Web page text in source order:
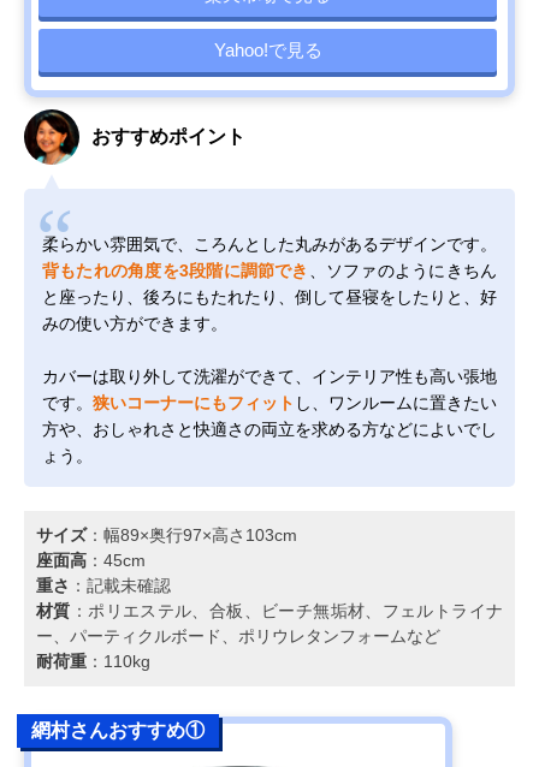
Yahoo!で見る
おすすめポイント
柔らかい雰囲気で、ころんとした丸みがあるデザインです。
背もたれの角度を3段階に調節でき
、ソファのようにきちん
と座ったり、後ろにもたれたり、倒して昼寝をしたりと、好
みの使い方ができます。
カバーは取り外して洗濯ができて、インテリア性も高い張地
です。 狭いコーナーにもフィット し、ワンルームに置きたい
方や、おしゃれさと快適さの両立を求める方などによいでし
ょう。
サイズ：幅89×奥行97×高さ103cm
座面高 ：45cm
重さ ：記載未確認
材質 ：ポリエステル、合板、ビーチ無垢材、フェルトライナ
ー、パーティクルボード、ポリウレタンフォームなど
耐荷重 ：110kg
網村さんおすすめ①